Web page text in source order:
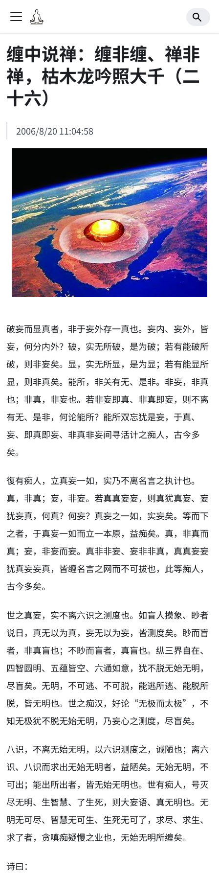
缠中说禅：缠非缠、禅非
禅，枯木龙吟照大千（二
十六）
2006/8/20 11:04:58
破妄而显真者，非于妄外存一真也。妄内、妄外，皆
妄，何分内外？破，实无所破，是为破；若有能破所
破，则非妄矣。显，实无所显，是为显；若有能显所
显，则非真矣。能所，非关有无、是非。非妄，非真
也；非真，非妄也。若非妄即真、非真即妄，则不离
有无、是非，何论能所？能所双忘犹是妄，于真、
妄、即真即妄、非真非妄间寻活计之痴人，古今多
矣。
復有痴人，立真妄一如，实乃不离名言之执计也。
真，非真；妄，非妄。若真真妄妄，则真犹真妄、妄
犹妄真，何真？何妄？真妄之一如，实妄矣。等而下
之者，于真妄一如而立一本原，益痴矣。真，非真而
真；妄，非妄而妄。真非非妄、妄非非真，真真妄妄
犹真妄妄真，皆缠名言之网而不可拔也，此等痴人，
古今多矣。
世之真妄，实不离六识之测度也。如盲人摸象、眇者
说日，真无以为真，妄无以为妄，皆测度矣。眇而盲
者，非真盲也；不眇而盲者，真盲也。纵三界自在、
四智圆明、五蕴皆空、六通如意，犹不脱无始无明，
尽盲矣。无明，不可逃、不可脱，能逃所逃、能脱所
脱，皆无明也。世之痴汉，好论“无极而太极”，不
知无极犹不脱无始无明，乃妄心之测度，尽盲矣。
八识，不离无始无明，以六识测度之，诚陋也；离六
识、八识而求出无始无明者，益陋矣。无始无明，不
可出；能出所出者，皆无始无明也。世有痴人，号灭
尽无明、生智慧、了生死，则大妄语、真无明也。无
明无可尽、智慧无可生、生死无可了，求尽、求生、
求了者，贪嗔痴疑慢之业也，无始无明所缠矣。
诗曰：